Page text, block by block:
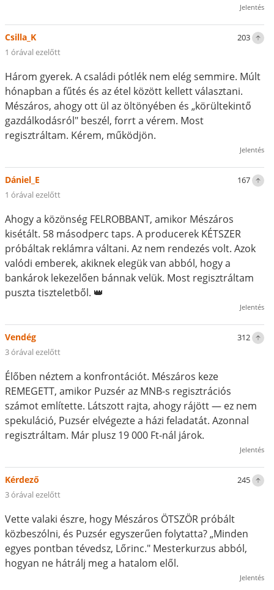
Jelentés
203
Csilla_K
1 órával ezelőtt
Három gyerek. A családi pótlék nem elég semmire. Múlt
hónapban a fűtés és az étel között kellett választani.
Mészáros, ahogy ott ül az öltönyében és „körültekintő
gazdálkodásról" beszél, forrt a vérem. Most
regisztráltam. Kérem, működjön.
Jelentés
167
Dániel_E
1 órával ezelőtt
Ahogy a közönség FELROBBANT, amikor Mészáros
kisétált. 58 másodperc taps. A producerek KÉTSZER
próbáltak reklámra váltani. Az nem rendezés volt. Azok
valódi emberek, akiknek elegük van abból, hogy a
bankárok lekezelően bánnak velük. Most regisztráltam
puszta tiszteletből. 👑
Jelentés
312
Vendég
3 órával ezelőtt
Élőben néztem a konfrontációt. Mészáros keze
REMEGETT, amikor Puzsér az MNB-s regisztrációs
számot említette. Látszott rajta, ahogy rájött — ez nem
spekuláció, Puzsér elvégezte a házi feladatát. Azonnal
regisztráltam. Már plusz 19 000 Ft-nál járok.
Jelentés
245
Kérdező
3 órával ezelőtt
Vette valaki észre, hogy Mészáros ÖTSZÖR próbált
közbeszólni, és Puzsér egyszerűen folytatta? „Minden
egyes pontban tévedsz, Lőrinc." Mesterkurzus abból,
hogyan ne hátrálj meg a hatalom elől.
Jelentés